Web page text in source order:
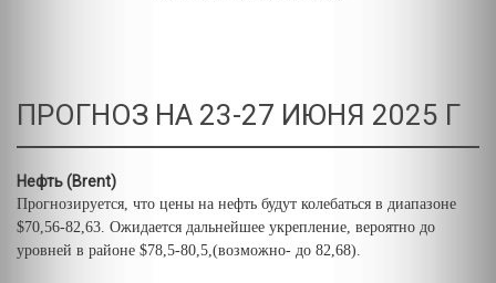
ПРОГНОЗ НА 23-27 ИЮНЯ 2025 Г
Нефть (Brent)
Прогнозируется, что цены на нефть будут колебаться в диапазоне
$70,56-82,63. Ожидается дальнейшее укрепление, вероятно до
уровней в районе $78,5-80,5,(возможно- до 82,68).